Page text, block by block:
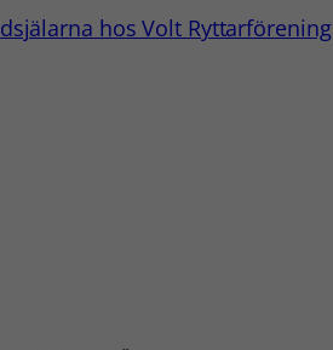
hos Volt Ryttarförening